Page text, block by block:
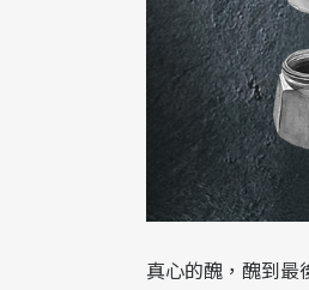
真心的醜，醜到最